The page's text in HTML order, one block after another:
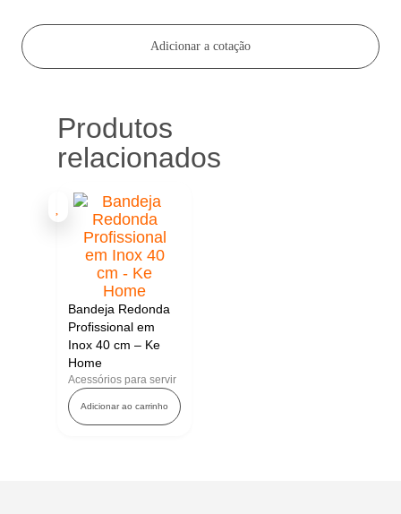
Adicionar a cotação
Produtos
relacionados
Bandeja Redonda
Profissional em
Inox 40 cm – Ke
Home
Acessórios para servir
Adicionar ao carrinho